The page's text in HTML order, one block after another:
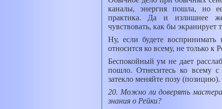
каналы, энергия пошла, но
практика. Да и излишнее
чувствовать, как бы экранирует
Ну, если будете
относится ко всему, не только к
Беспокойный ум не дает
пошло. Отнеситесь ко всему
затекло меняйте позу
20. Можно ли доверять
знания о Рейки?